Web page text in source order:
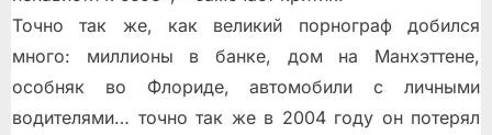
Точно так же, как великий порнограф добился
много: миллионы в банке, дом на Манхэттене,
особняк во Флориде, автомобили с личными
водителями… точно так же в 2004 году он потерял